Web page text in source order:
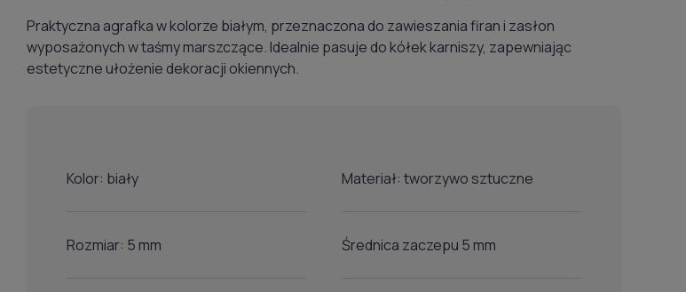
Praktyczna agrafka w kolorze białym, przeznaczona do zawieszania firan i zasłon
wyposażonych w taśmy marszczące. Idealnie pasuje do kółek karniszy, zapewniając
estetyczne ułożenie dekoracji okiennych.
Kolor: biały Materiał: tworzywo sztuczne
Rozmiar: 5 mm Średnica zaczepu 5 mm